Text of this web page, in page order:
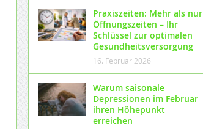
Praxiszeiten: Mehr als nur
Öffnungszeiten – Ihr
Schlüssel zur optimalen
Gesundheitsversorgung
16. Februar 2026
Warum saisonale
Depressionen im Februar
ihren Höhepunkt
erreichen